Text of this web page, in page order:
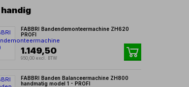
handig
FABBRI Bandendemonteermachine ZH620
PROFI
1.149,50
950,00 excl. BTW
FABBRI Banden Balanceermachine ZH800
handmatig model 1 - PROFI